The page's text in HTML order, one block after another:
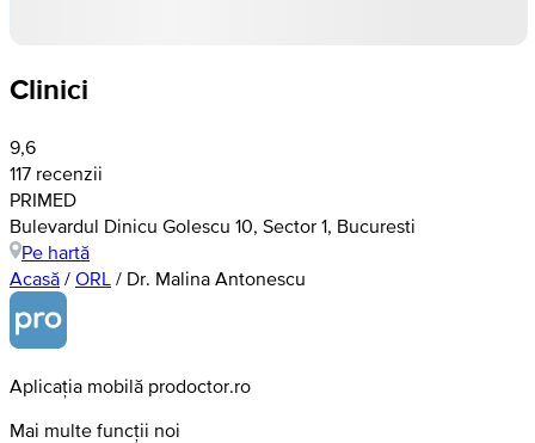
Clinici
9,6
117 recenzii
PRIMED
Bulevardul Dinicu Golescu 10, Sector 1, Bucuresti
Pe hartă
Acasă / ORL / Dr. Malina Antonescu
Aplicația mobilă prodoctor.ro
Mai multe funcții noi